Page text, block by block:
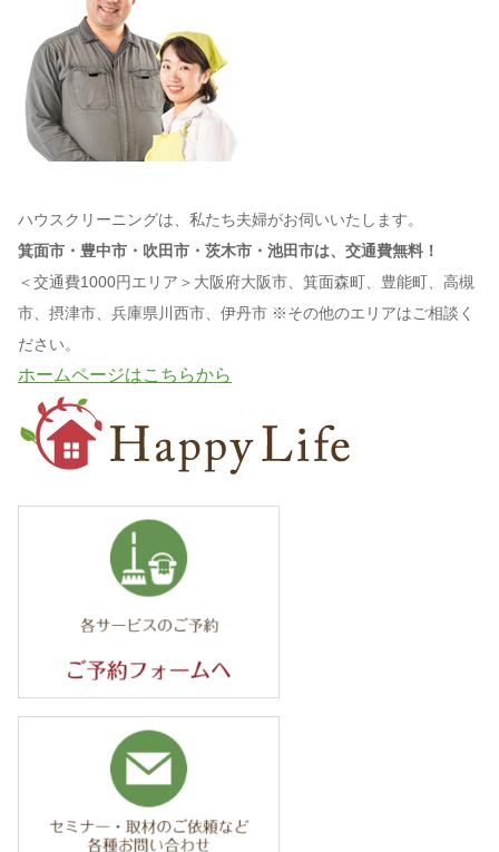
ハウスクリーニングは、私たち夫婦がお伺いいたします。
箕面市・豊中市・吹田市・茨木市・池田市は、交通費無料！
＜交通費1000円エリア＞大阪府大阪市、箕面森町、豊能町、高槻
市、摂津市、兵庫県川西市、伊丹市 ※その他のエリアはご相談く
ださい。
ホームページはこちらから